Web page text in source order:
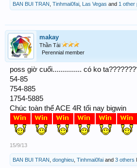
BAN BUI TRAN Tinhmai0fai Las Vegas and 1 other
makay
Thần Tài
Perennial member
poss giờ cuối............... có ko
54-85
754-885
1754-5885
Chúc toàn thể ACE 4R tối nay bigwin
15/9/13
BAN BUI TRAN donghieu Tinhmai0fai and 3 others